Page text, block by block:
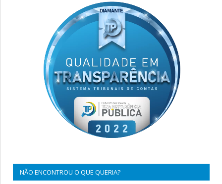
NÃO ENCONTROU O QUE QUERIA?